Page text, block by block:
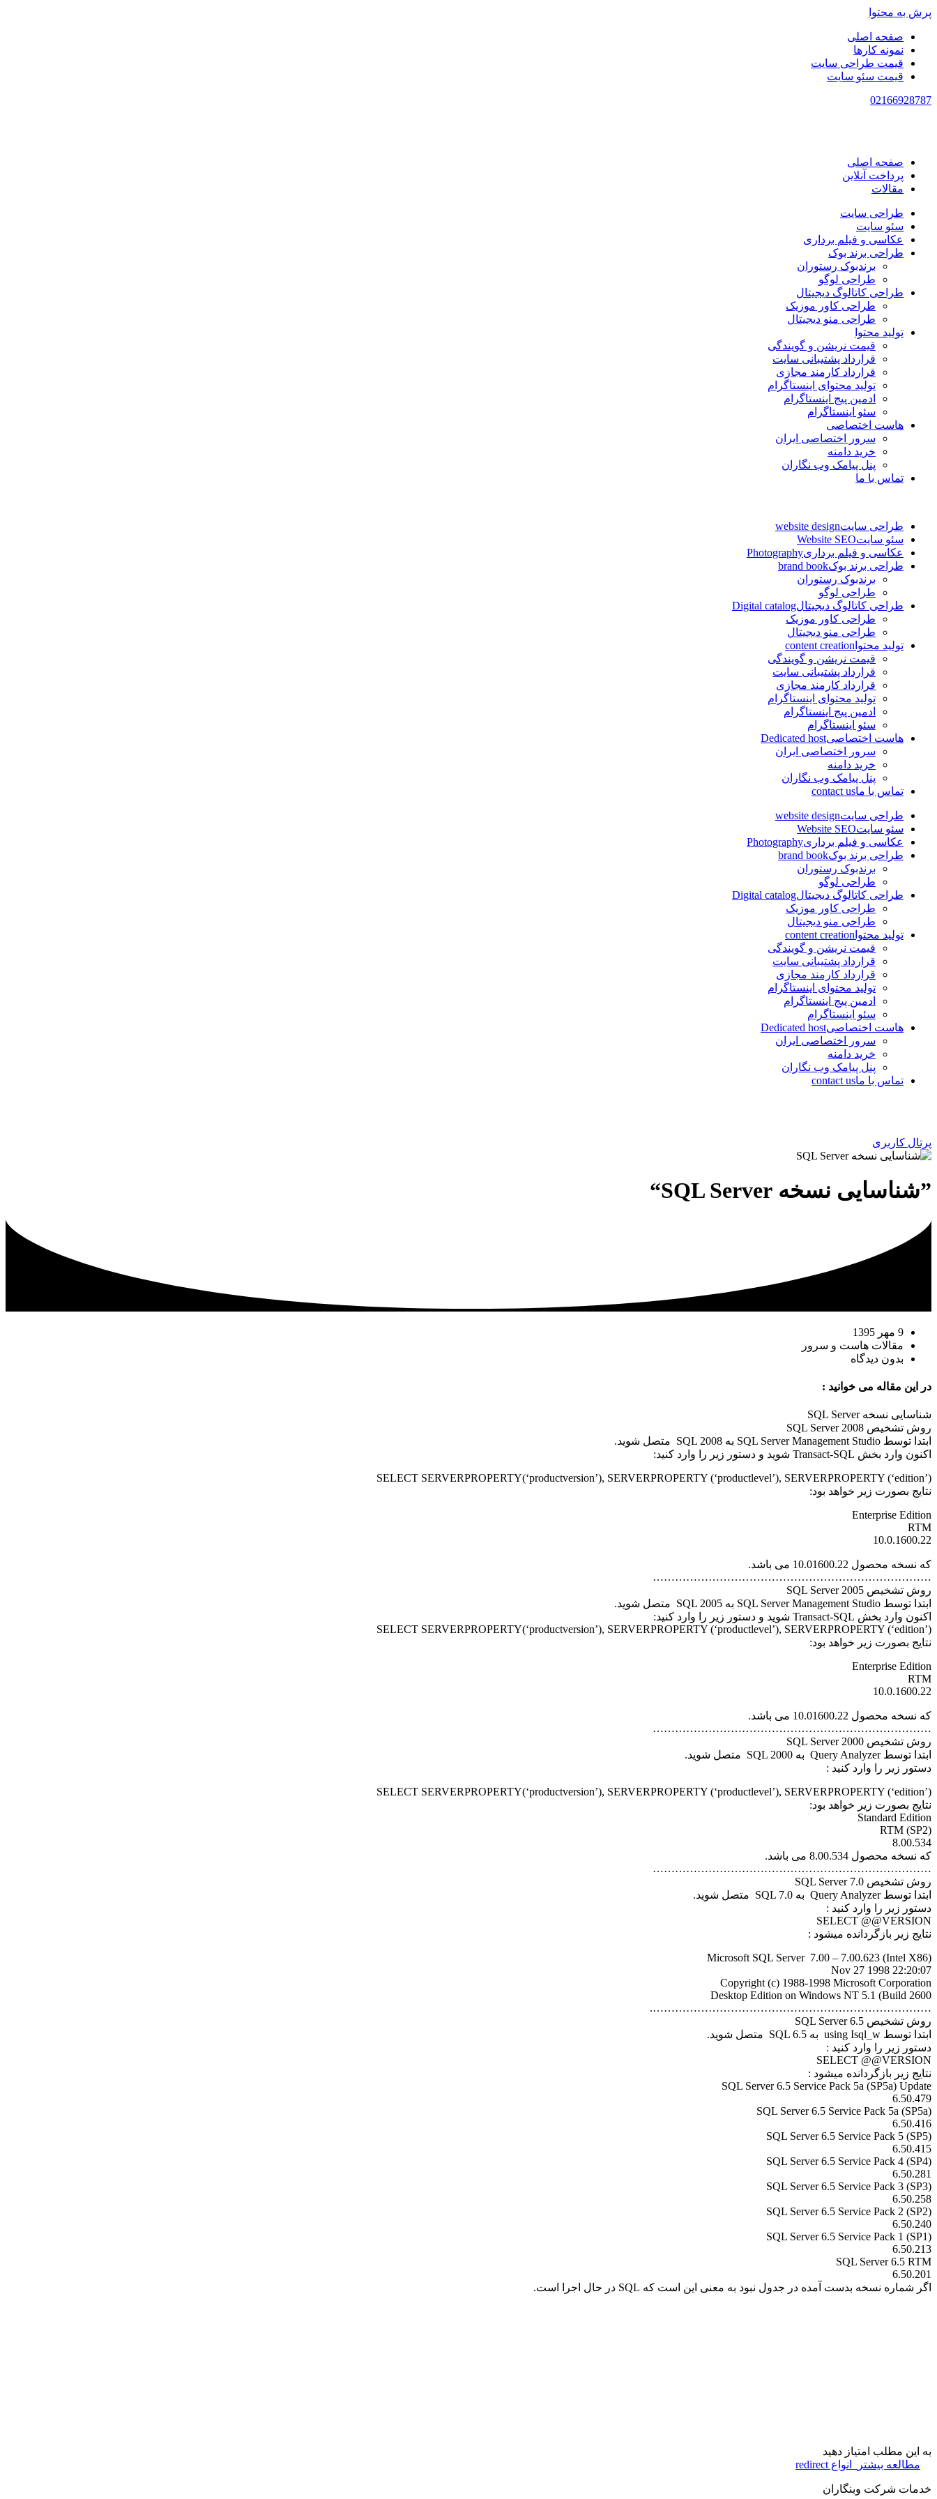
پرش به محتوا
صفحه اصلی
نمونه کارها
قیمت طراحی سایت
قیمت سئو سایت
02166928787
صفحه اصلی
پرداخت آنلاین
مقالات
طراحی سایت
سئو سایت
عکاسی و فیلم برداری
طراحی برند بوک
برندبوک رستوران
طراحی لوگو
طراحی کاتالوگ دیجیتال
طراحی کاور موزیک
طراحی منو دیجیتال
تولید محتوا
قیمت نریشن و گویندگی
قرارداد پشتیبانی سایت
قرارداد کارمند مجازی
تولید محتوای اینستاگرام
ادمین پیج اینستاگرام
سئو اینستاگرام
هاست اختصاصی
سرور اختصاصی ایران
خرید دامنه
پنل پیامک وب نگاران
تماس با ما
طراحی سایتwebsite design
سئو سایتWebsite SEO
عکاسی و فیلم برداریPhotography
طراحی برند بوکbrand book
برندبوک رستوران
طراحی لوگو
طراحی کاتالوگ دیجیتالDigital catalog
طراحی کاور موزیک
طراحی منو دیجیتال
تولید محتوا content creation
قیمت نریشن و گویندگی
قرارداد پشتیبانی سایت
قرارداد کارمند مجازی
تولید محتوای اینستاگرام
ادمین پیج اینستاگرام
سئو اینستاگرام
هاست اختصاصیDedicated host
سرور اختصاصی ایران
خرید دامنه
پنل پیامک وب نگاران
تماس با ماcontact us
طراحی سایتwebsite design
سئو سایتWebsite SEO
عکاسی و فیلم برداریPhotography
طراحی برند بوکbrand book
برندبوک رستوران
طراحی لوگو
طراحی کاتالوگ دیجیتالDigital catalog
طراحی کاور موزیک
طراحی منو دیجیتال
تولید محتوا content creation
قیمت نریشن و گویندگی
قرارداد پشتیبانی سایت
قرارداد کارمند مجازی
تولید محتوای اینستاگرام
ادمین پیج اینستاگرام
سئو اینستاگرام
هاست اختصاصیDedicated host
سرور اختصاصی ایران
خرید دامنه
پنل پیامک وب نگاران
تماس با ماcontact us
پرتال کاربری
”شناسایی نسخه SQL Server“
9 مهر 1395
مقالات هاست و سرور
بدون دیدگاه
در این مقاله می خوانید :
شناسایی نسخه SQL Server
روش تشخیص SQL Server 2008
ابتدا توسط SQL Server Management Studio به SQL 2008 متصل شوید.
اکنون وارد بخش Transact-SQL شوید و دستور زیر را وارد کنید:
SELECT SERVERPROPERTY(‘productversion’), SERVERPROPERTY (‘productlevel’), SERVERPROPERTY (‘edition’)
نتایج بصورت زیر خواهد بود:
Enterprise Edition
RTM
10.0.1600.22
که نسخه محصول 10.01600.22 می باشد.
…………………………………………………………………
روش تشخیص SQL Server 2005
ابتدا توسط SQL Server Management Studio به SQL 2005 متصل شوید.
اکنون وارد بخش Transact-SQL شوید و دستور زیر را وارد کنید:
SELECT SERVERPROPERTY(‘productversion’), SERVERPROPERTY (‘productlevel’), SERVERPROPERTY (‘edition’)
نتایج بصورت زیر خواهد بود:
Enterprise Edition
RTM
10.0.1600.22
که نسخه محصول 10.01600.22 می باشد.
…………………………………………………………………
روش تشخیص SQL Server 2000
ابتدا توسط Query Analyzer به SQL 2000 متصل شوید.
دستور زیر را وارد کنید :
SELECT SERVERPROPERTY(‘productversion’), SERVERPROPERTY (‘productlevel’), SERVERPROPERTY (‘edition’)
نتایج بصورت زیر خواهد بود:
Standard Edition
RTM (SP2)
8.00.534
که نسخه محصول 8.00.534 می باشد.
…………………………………………………………………
روش تشخیص SQL Server 7.0
ابتدا توسط Query Analyzer به SQL 7.0 متصل شوید.
دستور زیر را وارد کنید :
SELECT @@VERSION
نتایج زیر بازگردانده میشود :
Microsoft SQL Server 7.00 – 7.00.623 (Intel X86)
Nov 27 1998 22:20:07
Copyright (c) 1988-1998 Microsoft Corporation
Desktop Edition on Windows NT 5.1 (Build 2600
………………………………………………………………….
روش تشخیص SQL Server 6.5
ابتدا توسط using Isql_w به SQL 6.5 متصل شوید.
دستور زیر را وارد کنید :
SELECT @@VERSION
نتایج زیر بازگردانده میشود :
SQL Server 6.5 Service Pack 5a (SP5a) Update
6.50.479
SQL Server 6.5 Service Pack 5a (SP5a)
6.50.416
SQL Server 6.5 Service Pack 5 (SP5)
6.50.415
SQL Server 6.5 Service Pack 4 (SP4)
6.50.281
SQL Server 6.5 Service Pack 3 (SP3)
6.50.258
SQL Server 6.5 Service Pack 2 (SP2)
6.50.240
SQL Server 6.5 Service Pack 1 (SP1)
6.50.213
SQL Server 6.5 RTM
6.50.201
اگر شماره نسخه بدست آمده در جدول نبود به معنی این است که SQL در حال اجرا است.
به این مطلب امتیاز دهید
مطالعه بیشتر
انواع redirect
خدمات شرکت وبنگاران